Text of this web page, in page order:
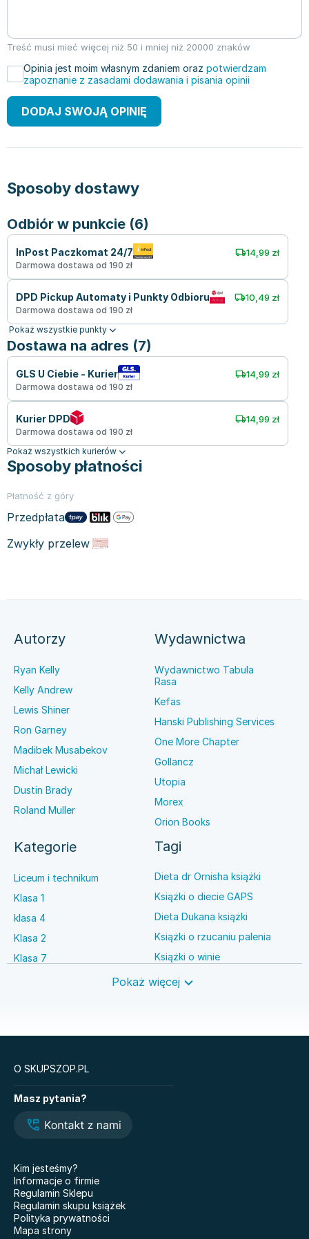
Treść musi mieć więcej niż 50 i mniej niż 20000 znaków
Opinia jest moim własnym zdaniem oraz potwierdzam
zapoznanie z zasadami dodawania i pisania opinii
DODAJ SWOJĄ OPINIĘ
Sposoby dostawy
Odbiór w punkcie (6)
InPost Paczkomat 24/7 14,99 zł
Darmowa dostawa od 190 zł
DPD Pickup Automaty i Punkty Odbioru 10,49 zł
Darmowa dostawa od 190 zł
Pokaż wszystkie punkty
Dostawa na adres (7)
GLS U Ciebie - Kurier 14,99 zł
Darmowa dostawa od 190 zł
Kurier DPD 14,99 zł
Darmowa dostawa od 190 zł
Pokaż wszystkich kurierów
Sposoby płatności
Płatność z góry
Przedpłata
Zwykły przelew
Autorzy
Ryan Kelly
Kelly Andrew
Lewis Shiner
Ron Garney
Madibek Musabekov
Michał Lewicki
Dustin Brady
Roland Muller
Wydawnictwa
Wydawnictwo Tabula
Rasa
Kefas
Hanski Publishing Services
One More Chapter
Gollancz
Utopia
Morex
Orion Books
Kategorie
Liceum i technikum
Klasa 1
klasa 4
Klasa 2
Klasa 7
Tagi
Dieta dr Ornisha książki
Książki o diecie GAPS
Dieta Dukana książki
Książki o rzucaniu palenia
Książki o winie
Książki o anestezjologii
Książki
Legendy i Latte
Hazel Wood. Tom 1
Nauczyciele
Nie mówię żegnaj
Co wyszeptał nam deszcz
Pokaż więcej
O SKUPSZOP.PL
Masz pytania?
Kim jesteśmy?
Informacje o firmie
Regulamin Sklepu
Regulamin skupu książek
Polityka prywatności
Mapa strony